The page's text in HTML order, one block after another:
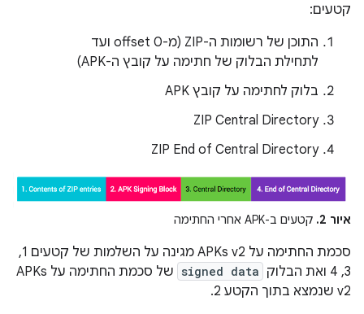
קטעים:
התוכן של רשומות ה-ZIP (מ-offset 0 ועד
לתחילת הבלוק של חתימה על קובץ ה-APK)
בלוק לחתימה על קובץ APK
ZIP Central Directory
ZIP End of Central Directory
איור 2. קטעים ב-APK אחרי החתימה
סכמת החתימה על APKs v2 מגינה על השלמות של קטעים 1,
3, 4 ואת הבלוק
signed data
של סכמת החתימה על APKs
v2 שנמצא בתוך הקטע 2.